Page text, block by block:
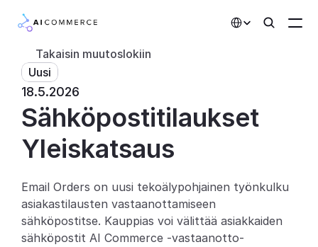
Asiakkaat
AI-toiminnot
Kumppanit
Hinnoittelu
Kehittäjille
Takaisin muutoslokiin
Uusi
18.5.2026
Sähköpostitilaukset
Yleiskatsaus
Email Orders on uusi tekoälypohjainen työnkulku
asiakastilausten vastaanottamiseen
sähköpostitse. Kauppias voi välittää asiakkaiden
sähköpostit AI Commerce -vastaanotto-